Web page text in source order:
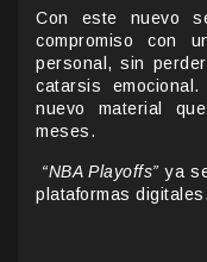
Con este nuevo
compromiso con
personal, sin
catarsis
nuevo material
meses.
“NBA Playoffs” ya
plataformas digitales.